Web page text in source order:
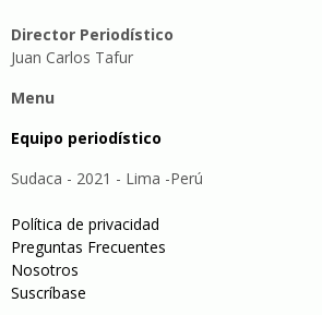
Director Periodístico
Juan Carlos Tafur
Menu
Equipo periodístico
Sudaca - 2021 - Lima -Perú
Política de privacidad
Preguntas Frecuentes
Nosotros
Suscríbase